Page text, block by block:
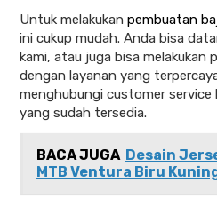
Untuk melakukan pembuatan
ini cukup mudah. Anda bisa
kami, atau juga bisa melakukan
dengan layanan yang
menghubungi customer service
yang sudah tersedia.
BACA JUGA Desain
MTB Ventura Biru